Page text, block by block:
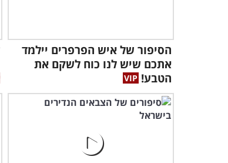
הסיפור של איש הפרפרים יילמד
אתכם שיש לנו כוח לשקם את
הטבע!